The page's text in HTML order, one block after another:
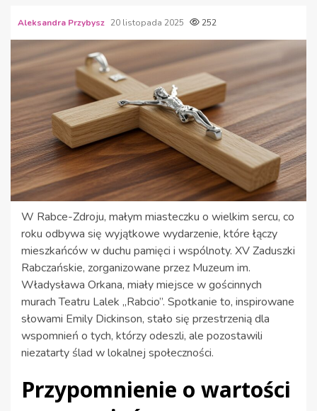
Aleksandra Przybysz 20 listopada 2025 252
W Rabce-Zdroju, małym miasteczku o wielkim sercu, co
roku odbywa się wyjątkowe wydarzenie, które łączy
mieszkańców w duchu pamięci i wspólnoty. XV Zaduszki
Rabczańskie, zorganizowane przez Muzeum im.
Władysława Orkana, miały miejsce w gościnnych
murach Teatru Lalek „Rabcio”. Spotkanie to, inspirowane
słowami Emily Dickinson, stało się przestrzenią dla
wspomnień o tych, którzy odeszli, ale pozostawili
niezatarty ślad w lokalnej społeczności.
Przypomnienie o wartości